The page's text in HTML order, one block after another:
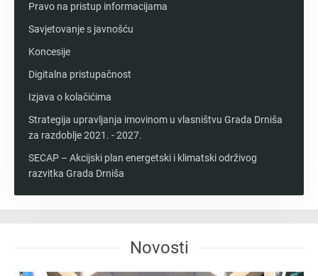
Pravo na pristup informacijama
Savjetovanje s javnošću
Koncesije
Digitalna pristupačnost
Izjava o kolačićima
Strategija upravljanja imovinom u vlasništvu Grada Drniša
za razdoblje 2021. - 2027.
SECAP – Akcijski plan energetski i klimatski održivog
razvitka Grada Drniša
Novosti